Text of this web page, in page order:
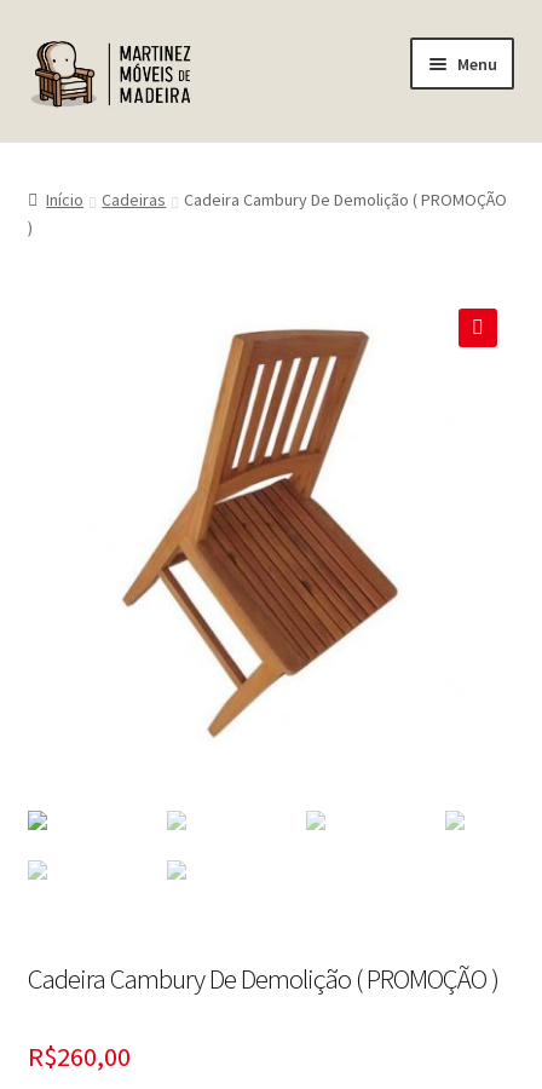
Pular
para
navegação
Pular
para
o
Menu
Home
Finalizar Compra
Início Cadeiras
Cadeira Cambury De Demolição ( PROMOÇÃO
)
Cadeira Cambury De Demolição ( PROMOÇÃO )
R$260,00